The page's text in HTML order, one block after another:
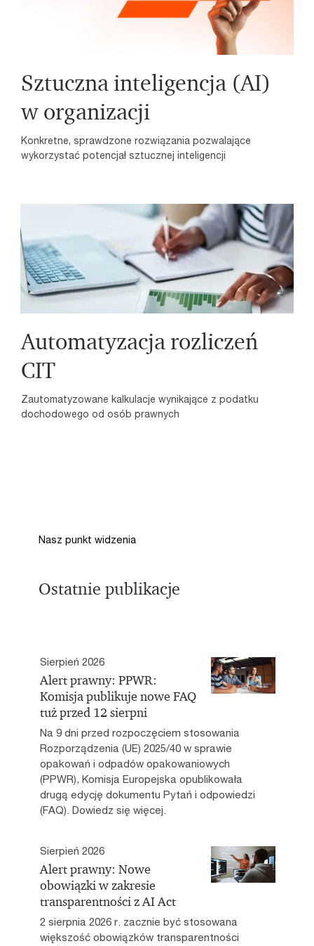
Sztuczna inteligencja (AI)
w organizacji
Konkretne, sprawdzone rozwiązania pozwalające
wykorzystać potencjał sztucznej inteligencji
Automatyzacja rozliczeń
CIT
Zautomatyzowane kalkulacje wynikające z podatku
dochodowego od osób prawnych
Nasz punkt widzenia
Ostatnie publikacje
Sierpień 2026
Alert prawny: PPWR:
Komisja publikuje nowe FAQ
tuż przed 12 sierpni
Na 9 dni przed rozpoczęciem stosowania
Rozporządzenia (UE) 2025/40 w sprawie
opakowań i odpadów opakowaniowych
(PPWR), Komisja Europejska opublikowała
drugą edycję dokumentu Pytań i odpowiedzi
(FAQ). Dowiedz się więcej.
Sierpień 2026
Alert prawny: Nowe
obowiązki w zakresie
transparentności z AI Act
2 sierpnia 2026 r. zacznie być stosowana
większość obowiązków transparentności